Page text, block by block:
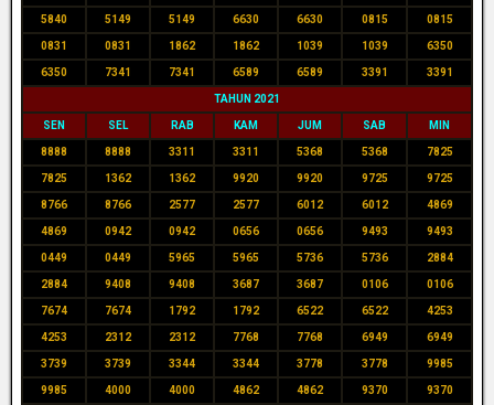
5840 5149 5149 6630 6630 0815 0815
0831 0831 1862 1862 1039 1039 6350
6350 7341 7341 6589 6589 3391 3391
TAHUN 2021
SEN SEL RAB KAM JUM SAB MIN
8888 8888 3311 3311 5368 5368 7825
7825 1362 1362 9920 9920 9725 9725
8766 8766 2577 2577 6012 6012 4869
4869 0942 0942 0656 0656 9493 9493
0449 0449 5965 5965 5736 5736 2884
2884 9408 9408 3687 3687 0106 0106
7674 7674 1792 1792 6522 6522 4253
4253 2312 2312 7768 7768 6949 6949
3739 3739 3344 3344 3778 3778 9985
9985 4000 4000 4862 4862 9370 9370